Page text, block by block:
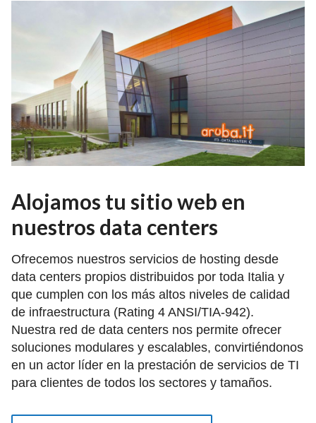
Alojamos tu sitio web en
nuestros data centers
Ofrecemos nuestros servicios de hosting desde
data centers propios distribuidos por toda Italia y
que cumplen con los más altos niveles de calidad
de infraestructura (Rating 4 ANSI/TIA-942).
Nuestra red de data centers nos permite ofrecer
soluciones modulares y escalables, convirtiéndonos
en un actor líder en la prestación de servicios de TI
para clientes de todos los sectores y tamaños.